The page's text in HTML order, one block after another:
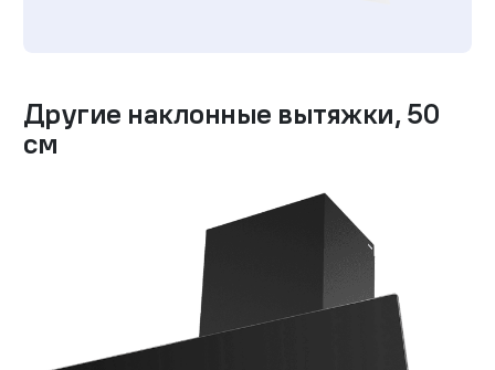
Другие наклонные вытяжки, 50
см